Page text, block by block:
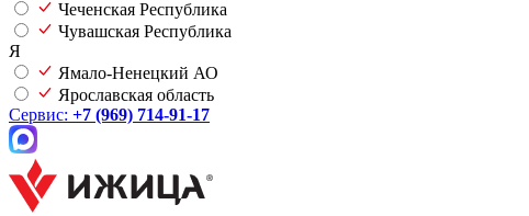
Чеченская Республика
Чувашская Республика
Я
Ямало-Ненецкий АО
Ярославская область
Сервис: +7 (969) 714-91-17